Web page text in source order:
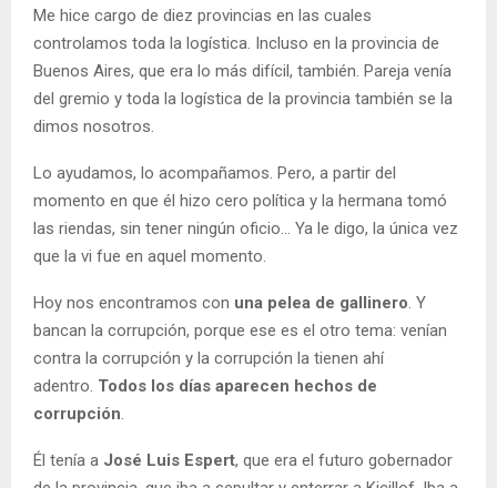
Me hice cargo de diez provincias en las cuales
controlamos toda la logística. Incluso en la provincia de
Buenos Aires, que era lo más difícil, también. Pareja venía
del gremio y toda la logística de la provincia también se la
dimos nosotros.
Lo ayudamos, lo acompañamos. Pero, a partir del
momento en que él hizo cero política y la hermana tomó
las riendas, sin tener ningún oficio... Ya le digo, la única vez
que la vi fue en aquel momento.
Hoy nos encontramos con una pelea de gallinero. Y
bancan la corrupción, porque ese es el otro tema: venían
contra la corrupción y la corrupción la tienen ahí
adentro. Todos los días aparecen hechos de
corrupción.
Él tenía a José Luis Espert, que era el futuro gobernador